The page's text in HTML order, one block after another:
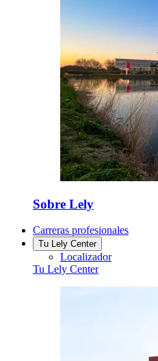
Sobre Lely
Carreras profesionales
Tu Lely Center
Localizador
Tu Lely Center